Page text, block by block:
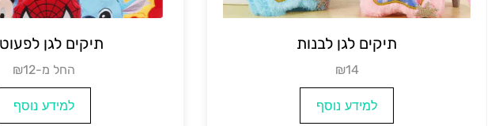
תיקים לגן לבנות
₪14
למידע נוסף
תיק חיות לגן
₪14
למידע נוסף